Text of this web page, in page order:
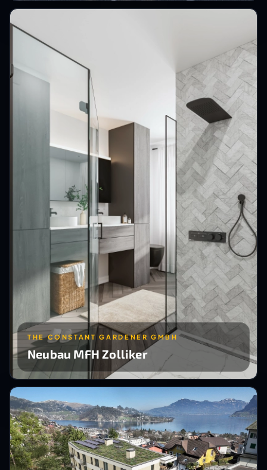
THE CONSTANT GARDENER GMBH
Neubau MFH Zolliker